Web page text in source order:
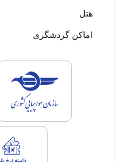
هتل
اماکن گردشگری